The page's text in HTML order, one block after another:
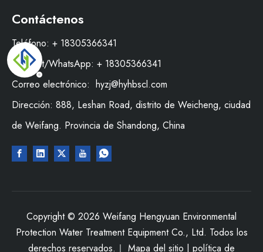
Contáctenos
Teléfono: + 18305366341
WeChat/WhatsApp: + 18305366341
Correo electrónico: hyzj@hyhbscl.com
Dirección: 888, Leshan Road, distrito de Weicheng, ciudad
de Weifang. Provincia de Shandong, China
Copyright © 2026 Weifang Hengyuan Environmental
Protection Water Treatment Equipment Co., Ltd. Todos los
derechos reservados.｜ Mapa del sitio | política de